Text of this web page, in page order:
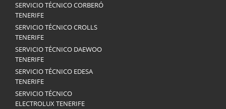
SERVICIO TÉCNICO CORBERÓ
TENERIFE
SERVICIO TÉCNICO CROLLS
TENERIFE
SERVICIO TÉCNICO DAEWOO
TENERIFE
SERVICIO TÉCNICO EDESA
TENERIFE
SERVICIO TÉCNICO
ELECTROLUX TENERIFE